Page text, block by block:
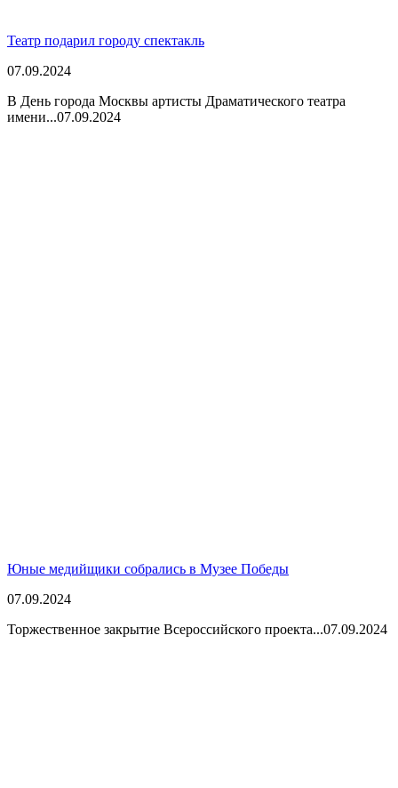
Театр подарил городу спектакль
07.09.2024
В День города Москвы артисты Драматического театра
имени...07.09.2024
Юные медийщики собрались в Музее Победы
07.09.2024
Торжественное закрытие Всероссийского проекта...07.09.2024